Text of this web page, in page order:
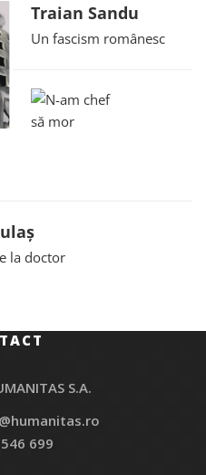
Traian Sandu
Un fascism românesc
la doctor
S.A.
699